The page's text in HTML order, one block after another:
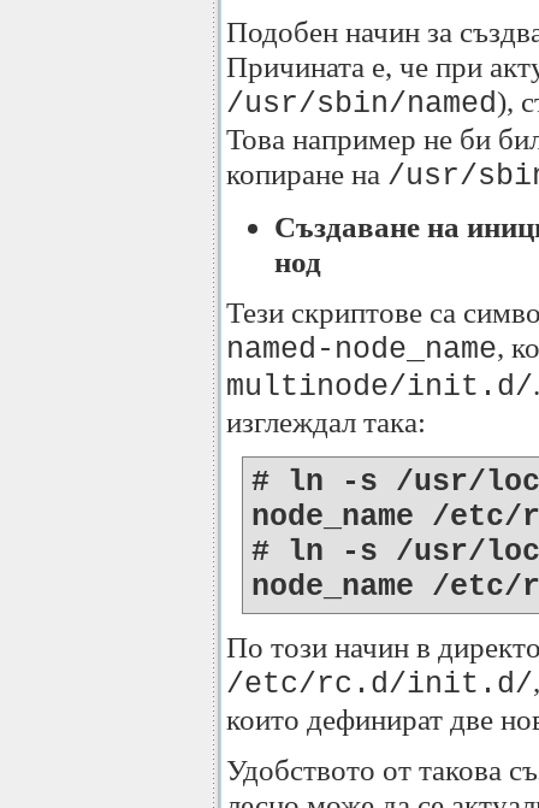
Подобен начин за
Причината е, че при
/usr/sbin/named),
Това например не би
копиране на /usr/
Създаване на
нод
Тези скриптове са
named-node_name,
multinode/init.d/
изглеждал така:
# ln -s /usr/
node_name /
# ln -s /usr/
node_name /
По този начин в
/etc/rc.d/init.d/
които дефинират две
Удобството от такова